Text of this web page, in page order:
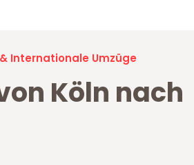
Internationale Umzüge
Köln nach